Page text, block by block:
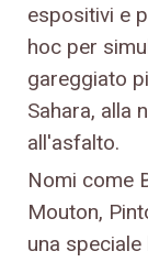
espositivi e
hoc per
gareggiato
Sahara, alla
all'asfalto.
Nomi come
Mouton,
una speciale